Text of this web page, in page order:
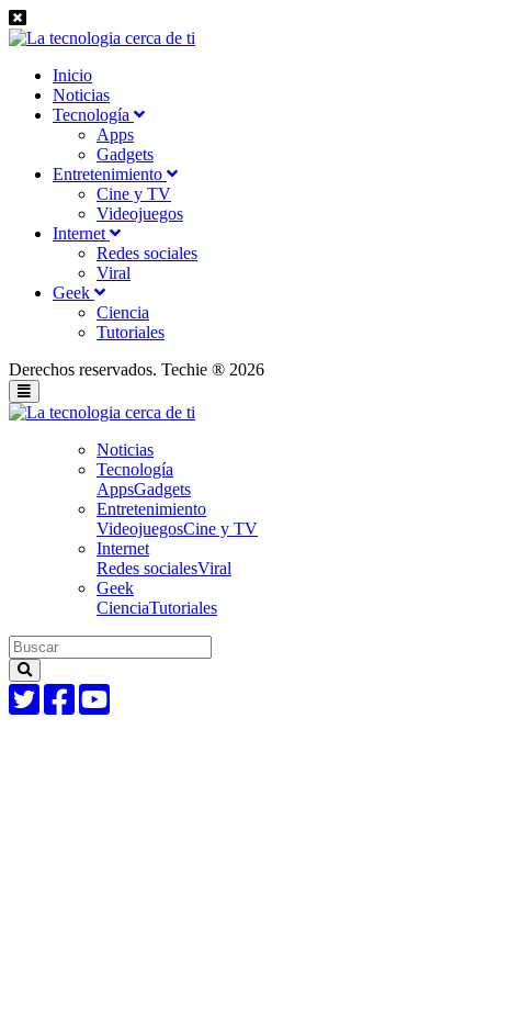
Inicio
Noticias
Tecnología
Apps
Gadgets
Entretenimiento
Cine y TV
Videojuegos
Internet
Redes sociales
Viral
Geek
Ciencia
Tutoriales
Derechos reservados. Techie ® 2026
Noticias
Tecnología
AppsGadgets
Entretenimiento
VideojuegosCine y TV
Internet
Redes socialesViral
Geek
CienciaTutoriales